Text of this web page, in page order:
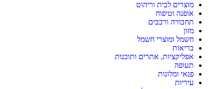
מוצרים לבית וריהוט
אופנה וטיפוח
תחבורה ורכבים
מזון
חשמל ומוצרי חשמל
בריאות
אפליקציות, אתרים ותוכנות
תעופה
פנאי ומלונות
עיריות